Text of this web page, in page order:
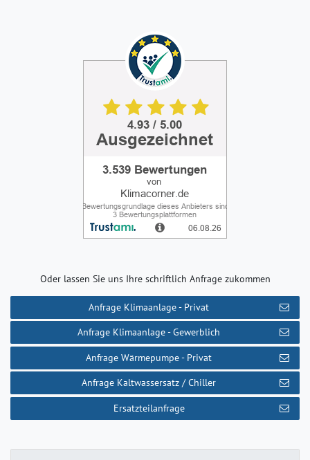
Oder lassen Sie uns Ihre schriftlich Anfrage zukommen
Anfrage Klimaanlage - Privat
Anfrage Klimaanlage - Gewerblich
Anfrage Wärmepumpe - Privat
Anfrage Kaltwassersatz / Chiller
Ersatzteilanfrage